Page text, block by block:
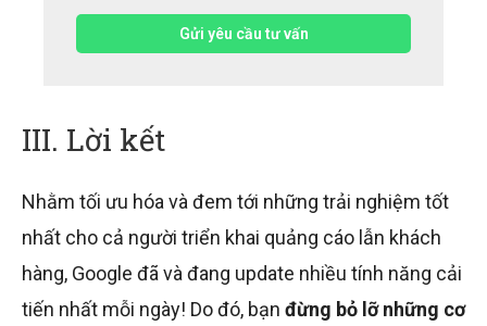
Gửi yêu cầu tư vấn
III. Lời kết
Nhằm tối ưu hóa và đem tới những trải nghiệm tốt
nhất cho cả người triển khai quảng cáo lẫn khách
hàng, Google đã và đang update nhiều tính năng cải
tiến nhất mỗi ngày! Do đó, bạn đừng bỏ lỡ những cơ